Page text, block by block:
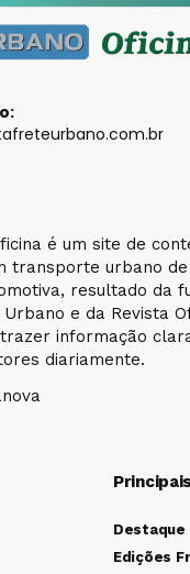
é um site de
transporte urbano
resultado da
e da Revista
informação
diariamente.
Principais
Destaque
Edições